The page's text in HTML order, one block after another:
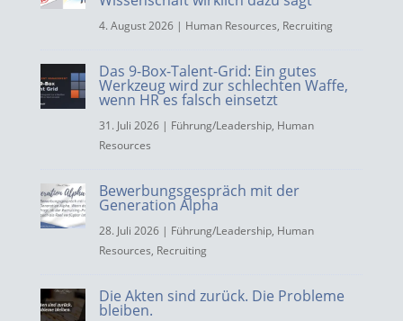
4. August 2026| Human Resources, Recruiting
Das 9-Box-Talent-Grid: Ein gutes
Werkzeug wird zur schlechten Waffe,
wenn HR es falsch einsetzt
31. Juli 2026| Führung/Leadership, Human
Resources
Bewerbungsgespräch mit der
Generation Alpha
28. Juli 2026| Führung/Leadership, Human
Resources, Recruiting
Die Akten sind zurück. Die Probleme
bleiben.